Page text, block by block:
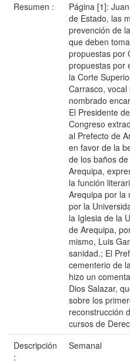
Resumen :
Página [1]:
de Estado, las
prevención de
que deben
propuestas por
propuestas por
la Corte
Carrasco,
nombrado
El Presidente
Congreso
al Prefecto de
en favor de la
de los baños
Arequipa,
la función
Arequipa por la
por la
la Iglesia de la
de Arequipa,
mismo, Luis
sanidad.; El
cementerio de
hizo un
Dios Salazar,
sobre los
reconstrucción
cursos de
Descripción
:
Semanal